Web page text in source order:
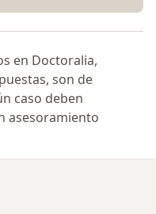
en Doctoralia,
son de
caso deben
asesoramiento